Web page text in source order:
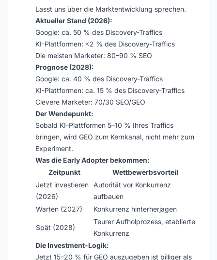
Lasst uns über die Marktentwicklung sprechen.
Aktueller Stand (2026):
Google: ca. 50 % des Discovery-Traffics
KI-Plattformen: <2 % des Discovery-Traffics
Die meisten Marketer: 80–90 % SEO
Prognose (2028):
Google: ca. 40 % des Discovery-Traffics
KI-Plattformen: ca. 15 % des Discovery-Traffics
Clevere Marketer: 70/30 SEO/GEO
Der Wendepunkt:
Sobald KI-Plattformen 5–10 % Ihres Traffics
bringen, wird GEO zum Kernkanal, nicht mehr zum
Experiment.
Was die Early Adopter bekommen:
Zeitpunkt
Wettbewerbsvorteil
Jetzt investieren
(2026)
Autorität vor Konkurrenz
aufbauen
Warten (2027)
Konkurrenz hinterherjagen
Spät (2028)
Teurer Aufholprozess, etablierte
Konkurrenz
Die Investment-Logik:
Jetzt 15–20 % für GEO auszugeben ist billiger als